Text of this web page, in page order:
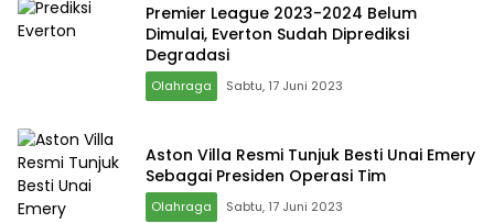
Premier League 2023-2024 Belum
Dimulai, Everton Sudah Diprediksi
Degradasi
Olahraga Sabtu, 17 Juni 2023
Aston Villa Resmi Tunjuk Besti Unai Emery
Sebagai Presiden Operasi Tim
Olahraga Sabtu, 17 Juni 2023